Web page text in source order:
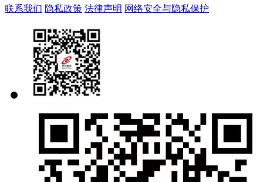
联系我们 隐私政策 法律声明 网络安全与隐私保护